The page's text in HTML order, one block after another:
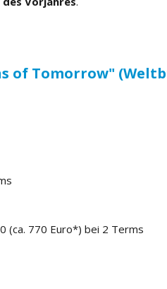
of Tomorrow"
(ca. 770 Euro*) bei 2 Terms